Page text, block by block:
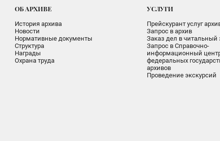
ОБ АРХИВЕ
История архива
Новости
Нормативные документы
Структура
Награды
Охрана труда
УСЛУГИ
Прейскурант услуг
Запрос в архив
Заказ дел в читальный
Запрос в Справочно-
информационный
федеральных
архивов
Проведение экскурсий